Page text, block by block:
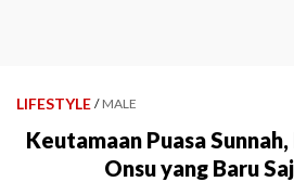
LIFESTYLE / MALE
Keutamaan Puasa
Onsu yang Baru